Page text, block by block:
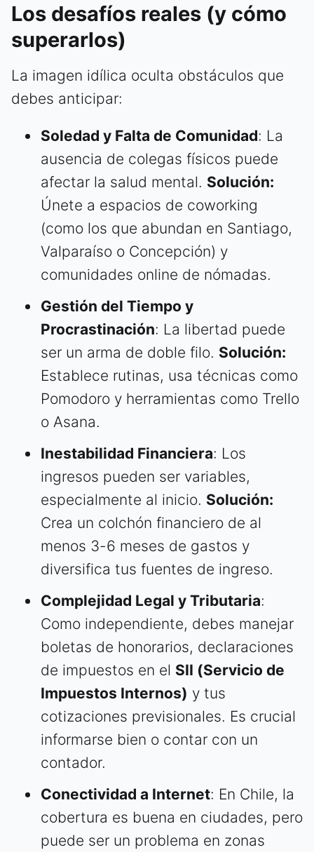
Los desafíos reales (y cómo
superarlos)
La imagen idílica oculta obstáculos que
debes anticipar:
Soledad y Falta de Comunidad: La
ausencia de colegas físicos puede
afectar la salud mental. Solución:
Únete a espacios de coworking
(como los que abundan en Santiago,
Valparaíso o Concepción) y
comunidades online de nómadas.
Gestión del Tiempo y
Procrastinación: La libertad puede
ser un arma de doble filo. Solución:
Establece rutinas, usa técnicas como
Pomodoro y herramientas como Trello
o Asana.
Inestabilidad Financiera: Los
ingresos pueden ser variables,
especialmente al inicio. Solución:
Crea un colchón financiero de al
menos 3-6 meses de gastos y
diversifica tus fuentes de ingreso.
Complejidad Legal y Tributaria:
Como independiente, debes manejar
boletas de honorarios, declaraciones
de impuestos en el SII (Servicio de
Impuestos Internos) y tus
cotizaciones previsionales. Es crucial
informarse bien o contar con un
contador.
Conectividad a Internet: En Chile, la
cobertura es buena en ciudades, pero
puede ser un problema en zonas